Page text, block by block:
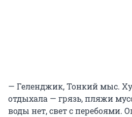
— Геленджик, Тонкий мыс.
отдыхала — грязь, пляжи
воды нет, свет с перебоями.